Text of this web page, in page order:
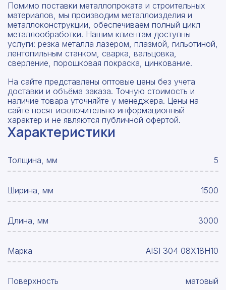
Помимо поставки металлопроката и строительных
материалов, мы производим металлоизделия и
металлоконструкции, обеспечиваем полный цикл
металлообработки. Нашим клиентам доступны
услуги: резка металла лазером, плазмой, гильотиной,
лентопильным станком, сварка, вальцовка,
сверление, порошковая покраска, цинкование.
На сайте представлены оптовые цены без учета
доставки и объёма заказа. Точную стоимость и
наличие товара уточняйте у менеджера. Цены на
сайте носят исключительно информационный
характер и не являются публичной офертой.
Характеристики
Толщина, мм 5
Ширина, мм 1500
Длина, мм 3000
Марка AISI 304 08Х18Н10
Поверхность матовый